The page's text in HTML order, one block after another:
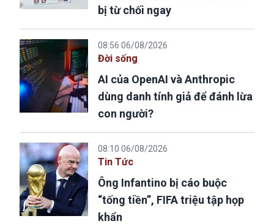
bị từ chối ngay
08:56 06/08/2026
Đời sống
AI của OpenAI và Anthropic
dùng danh tính giả để đánh lừa
con người?
08:10 06/08/2026
Tin Tức
Ông Infantino bị cáo buộc
“tống tiền”, FIFA triệu tập họp
khẩn